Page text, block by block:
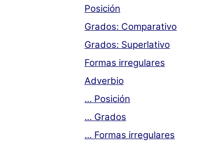
Posición
Grados: Comparativo
Grados: Superlativo
Formas irregulares
Adverbio
... Posición
... Grados
... Formas irregulares